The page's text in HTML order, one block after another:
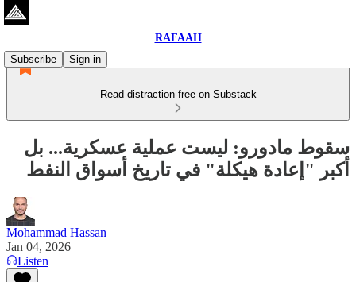
RAFAAH
Subscribe
Sign in
Read distraction-free on Substack
سقوط مادورو: ليست عملية عسكرية... بل
أكبر "إعادة هيكلة" في تاريخ أسواق النفط
Mohammad Hassan
Jan 04, 2026
Listen